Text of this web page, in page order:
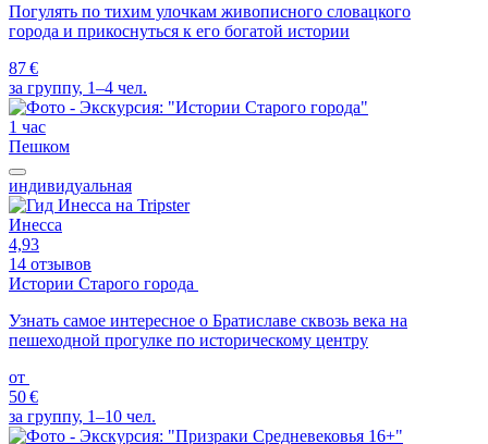
Погулять по тихим улочкам живописного словацкого
города и прикоснуться к его богатой истории
87 €
за группу, 1–4 чел.
1 час
Пешком
индивидуальная
Инесса
4,93
14 отзывов
Истории Старого города
Узнать самое интересное о Братиславе сквозь века на
пешеходной прогулке по историческому центру
от
50 €
за группу, 1–10 чел.